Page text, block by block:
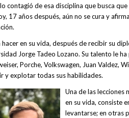
contagió de esa disciplina que busca
17 años después, aún no se cura y
en su vida, después de recibir su
Jorge Tadeo Lozano. Su talento le
Porche, Volkswagen, Juan Valdez,
y explotar todas sus habilidades.
Una de las lecciones
en su vida, consiste
levantarse; en otras